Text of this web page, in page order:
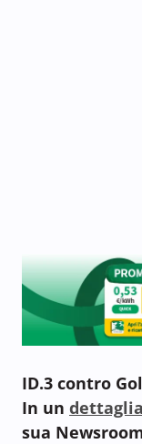
ID.3 contro
In un
sua